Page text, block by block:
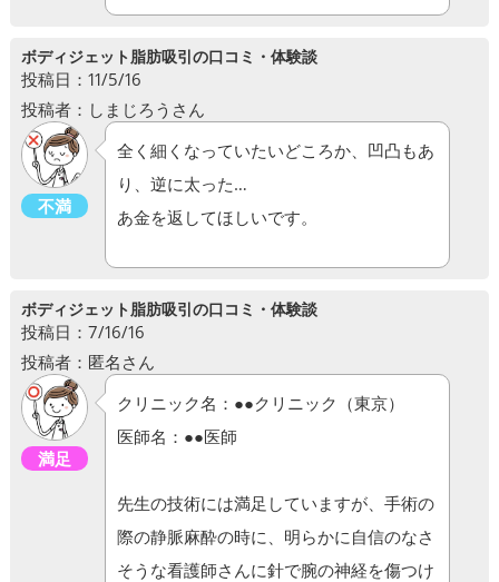
ボディジェット脂肪吸引の口コミ・体験談
投稿日：11/5/16
投稿者：しまじろうさん
不満
全く細くなっていたいどころか、凹凸もあ
り、逆に太った…
あ金を返してほしいです。
ボディジェット脂肪吸引の口コミ・体験談
投稿日：7/16/16
投稿者：匿名さん
満足
クリニック名：●●クリニック（東京）
医師名：●●医師
先生の技術には満足していますが、手術の
際の静脈麻酔の時に、明らかに自信のなさ
そうな看護師さんに針で腕の神経を傷つけ